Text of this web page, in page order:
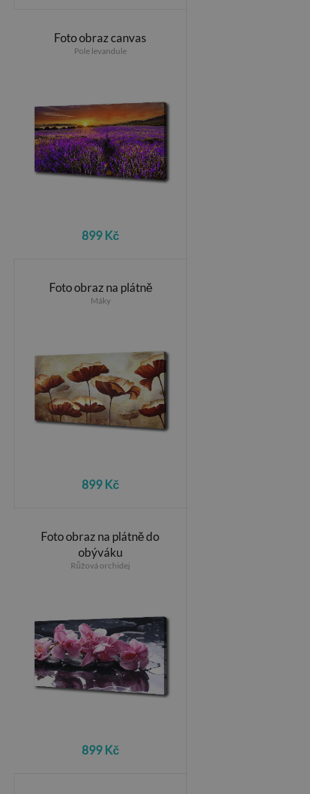
Foto obraz canvas
Pole levandule
899 Kč
Foto obraz na plátně
Máky
899 Kč
Foto obraz na plátně do
obýváku
Růžová orchidej
899 Kč